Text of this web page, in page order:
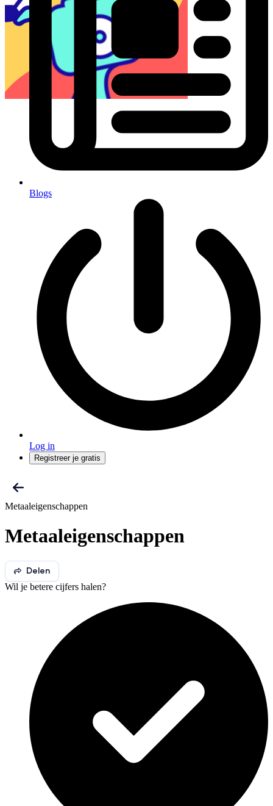
Blogs
Log in
Registreer je gratis
Metaaleigenschappen
Metaaleigenschappen
Delen
Wil je betere cijfers halen?